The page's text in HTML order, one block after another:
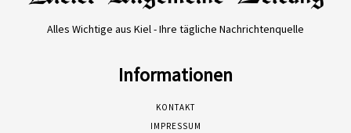
Alles Wichtige aus Kiel - Ihre tägliche Nachrichtenquelle
Informationen
KONTAKT
IMPRESSUM